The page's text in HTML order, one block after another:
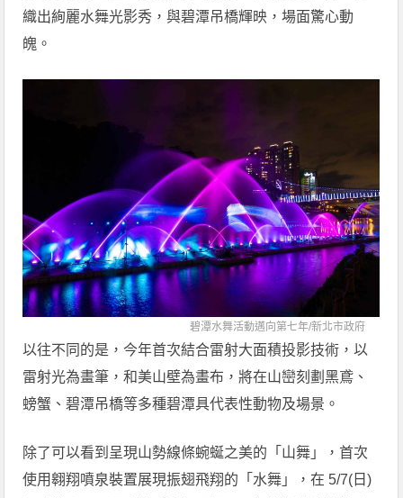
織出絢麗水舞光影秀，與碧潭吊橋輝映，場面驚心動
魄。
碧潭水舞活動邁向第七年/新北市政府
以往不同的是，今年首次結合雷射大面積投影技術，以
雷射光為畫筆，和美山壁為畫布，將在山巒刻劃黑鳶、
螃蟹、碧潭吊橋等多種碧潭具代表性動物及場景。
除了可以看到呈現山勢線條蜿蜒之美的「山舞」，首次
使用翱翔噴泉裝置展現振翅飛翔的「水舞」，在 5/7(日)